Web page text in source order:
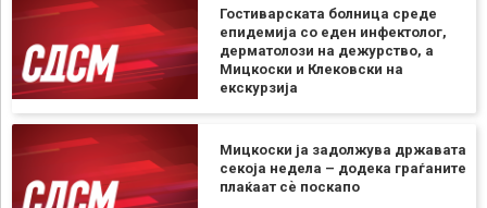
Гостиварската болница среде
епидемија со еден инфектолог,
дерматолози на дежурство, а
Мицкоски и Клековски на
екскурзија
Мицкоски ја задолжува државата
секоја недела – додека граѓаните
плаќаат сѐ поскапо